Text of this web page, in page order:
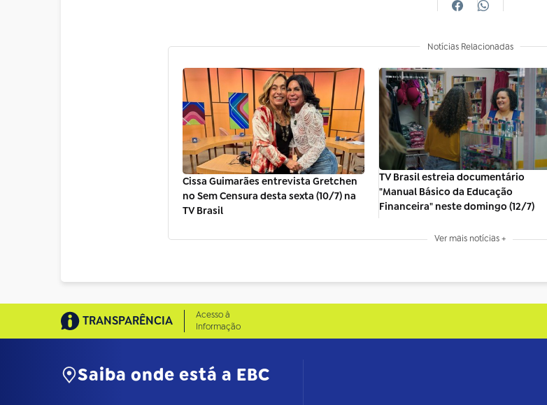
Notícias Relacionadas
Cissa Guimarães entrevista Gretchen
no Sem Censura desta sexta (10/7) na
TV Brasil
TV Brasil estreia documentário
"Manual Básico da Educação
Financeira" neste domingo (12/7)
Ver mais notícias +
TRANSPARÊNCIA
Acesso à
Informação
Saiba onde está a EBC